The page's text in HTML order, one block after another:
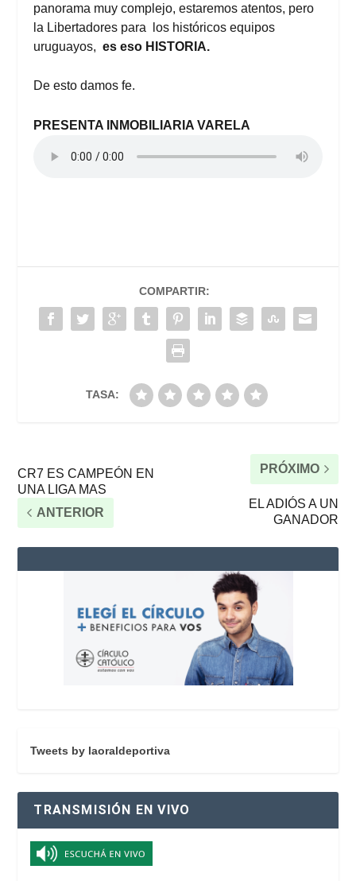
panorama muy complejo, estaremos atentos, pero
la Libertadores para los históricos equipos
uruguayos,es eso HISTORIA.
De esto damos fe.
PRESENTA INMOBILIARIA VARELA
COMPARTIR:
TASA:
CR7 ES CAMPEÓN EN
UNA LIGA MAS
ANTERIOR
PRÓXIMO
EL ADIÓS A UN
GANADOR
Tweets by laoraldeportiva
TRANSMISIÓN EN VIVO